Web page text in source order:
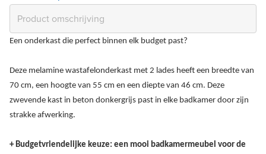
Een onderkast die perfect binnen elk budget past?
Deze melamine wastafelonderkast met 2 lades heeft een breedte van
70 cm, een hoogte van 55 cm en een diepte van 46 cm. Deze
zwevende kast in beton donkergrijs past in elke badkamer door zijn
strakke afwerking.
+ Budgetvriendelijke keuze: een mooi badkamermeubel voor de